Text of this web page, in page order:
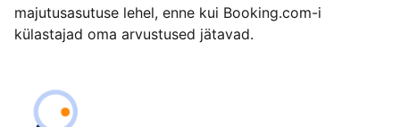
majutusasutuse lehel, enne kui Booking.com-i
külastajad oma arvustused jätavad.